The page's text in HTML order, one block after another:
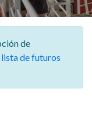
de
lista de futuros